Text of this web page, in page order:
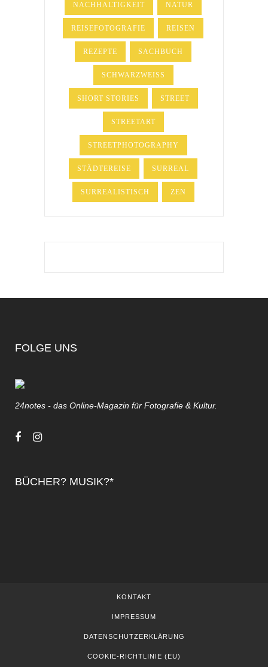
NACHHALTIGKEIT NATUR
REISEFOTOGRAFIE REISEN
REZEPTE SACHBUCH
SCHWARZWEISS
SHORT STORIES STREET
STREETART
STREETPHOTOGRAPHY
STÄDTEREISE SURREAL
SURREALISTISCH ZEN
FOLGE UNS
24notes - das Online-Magazin für Fotografie & Kultur.
BÜCHER? MUSIK?*
KONTAKT
IMPRESSUM
DATENSCHUTZERKLÄRUNG
COOKIE-RICHTLINIE (EU)